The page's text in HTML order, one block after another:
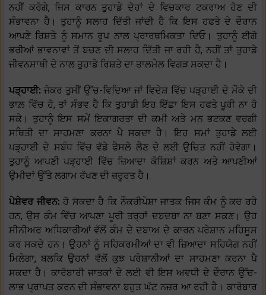
ਨਹੀਂ ਕਰੋਗੇ, ਜਿਸ ਕਾਰਨ ਤੁਹਾਡੇ ਦੋਹਾਂ ਦੇ ਵਿਚਕਾਰ ਟਕਰਾਅ ਹੋਣ ਦੀ
ਸੰਭਾਵਨਾ ਹੈ। ਤੁਹਾਨੂੰ ਸਲਾਹ ਦਿੱਤੀ ਜਾਂਦੀ ਹੈ ਕਿ ਇਸ ਹਫਤੇ ਦੇ ਦੌਰਾਨ
ਆਪਣੇ ਰਿਸ਼ਤੇ ਨੂੰ ਸਮਾਨ ਰੂਪ ਨਾਲ ਪ੍ਰਾਰਥਮਿਕਤਾ ਦਿਓ। ਤੁਹਾਨੂੰ ਈਗੋ
ਭਰੀਆਂ ਭਾਵਨਾਵਾਂ ਤੋਂ ਬਚਣ ਦੀ ਸਲਾਹ ਦਿੱਤੀ ਜਾ ਰਹੀ ਹੈ, ਨਹੀਂ ਤਾਂ ਤੁਹਾਡੇ
ਜੀਵਨਸਾਥੀ ਦੇ ਨਾਲ ਤੁਹਾਡੇ ਰਿਸ਼ਤੇ ਦਾ ਤਾਲਮੇਲ ਵਿਗੜ ਸਕਦਾ ਹੈ।
ਪੜ੍ਹਾਈ: ਜੇਕਰ ਤੁਸੀਂ ਉੱਚ-ਵਿਦਿਆ ਜਾਂ ਵਿਦੇਸ਼ ਵਿੱਚ ਪੜ੍ਹਾਈ ਦੇ ਮੌਕੇ ਦੀ
ਭਾਲ਼ ਵਿੱਚ ਹੋ, ਤਾਂ ਸੰਭਵ ਹੈ ਕਿ ਤੁਹਾਡੀ ਇਹ ਇੱਛਾ ਇਸ ਹਫਤੇ ਪੂਰੀ ਨਾ ਹੋ
ਸਕੇ। ਤੁਹਾਨੂੰ ਇਸ ਸਮੇਂ ਇਕਾਗਰਤਾ ਦੀ ਕਮੀ ਅਤੇ ਮਨ ਭਟਕਣ ਵਰਗੀ
ਸਥਿਤੀ ਦਾ ਸਾਹਮਣਾ ਕਰਨਾ ਪੈ ਸਕਦਾ ਹੈ। ਇਹ ਸਮਾਂ ਤੁਹਾਡੇ ਲਈ
ਪੜ੍ਹਾਈ ਦੇ ਸਬੰਧ ਵਿੱਚ ਵੱਡੇ ਫੈਸਲੇ ਲੈਣ ਦੇ ਲਈ ਉਚਿਤ ਨਹੀਂ ਹੋਵੇਗਾ।
ਤੁਹਾਨੂੰ ਆਪਣੀ ਪੜ੍ਹਾਈ ਵਿੱਚ ਜ਼ਿਆਦਾ ਕੋਸ਼ਿਸ਼ਾਂ ਕਰਨ ਅਤੇ ਆਪਣੀਆਂ
ਉਮੀਦਾਂ ਉੱਤੇ ਲਗਾਮ ਰੱਖਣ ਦੀ ਜ਼ਰੂਰਤ ਹੈ।
ਪੇਸ਼ੇਵਰ ਜੀਵਨ:ਹੋ ਸਕਦਾ ਹੈ ਕਿ ਨੌਕਰੀਪੇਸ਼ਾ ਜਾਤਕ ਜਿਸ ਕੰਮ ਨੂੰ ਕਰ ਰਹੇ
ਹਨ, ਉਸ ਕੰਮ ਵਿੱਚ ਆਪਣਾ ਪੂਰੀ ਤਰ੍ਹਾਂ ਦਬਦਬਾ ਨਾ ਬਣਾ ਸਕਣ। ਉਹ
ਸੀਨੀਅਰ ਅਧਿਕਾਰੀਆਂ ਵੱਲੋਂ ਕੰਮ ਦੇ ਦਬਾਅ ਦੇ ਕਾਰਨ ਪਰੇਸ਼ਾਨ ਮਹਿਸੂਸ
ਕਰ ਸਕਦੇ ਹਨ। ਉਹਨਾਂ ਨੂੰ ਸਹਿਕਰਮੀਆਂ ਦਾ ਵੀ ਜ਼ਿਆਦਾ ਸਹਿਯੋਗ ਨਹੀਂ
ਮਿਲੇਗਾ, ਬਲਕਿ ਉਹਨਾਂ ਵੱਲੋਂ ਕੁਝ ਪਰੇਸ਼ਾਨੀਆਂ ਦਾ ਸਾਹਮਣਾ ਕਰਨਾ ਪੈ
ਸਕਦਾ ਹੈ। ਕਾਰੋਬਾਰੀ ਜਾਤਕਾਂ ਦੇ ਲਈ ਵੀ ਇਸ ਅਵਧੀ ਦੇ ਦੌਰਾਨ ਉੱਚ-
ਲਾਭ ਪ੍ਰਾਪਤ ਕਰਨ ਦੀ ਸੰਭਾਵਨਾ ਬਹੁਤ ਘੱਟ ਨਜ਼ਰ ਆ ਰਹੀ ਹੈ। ਕਾਰੋਬਾਰ